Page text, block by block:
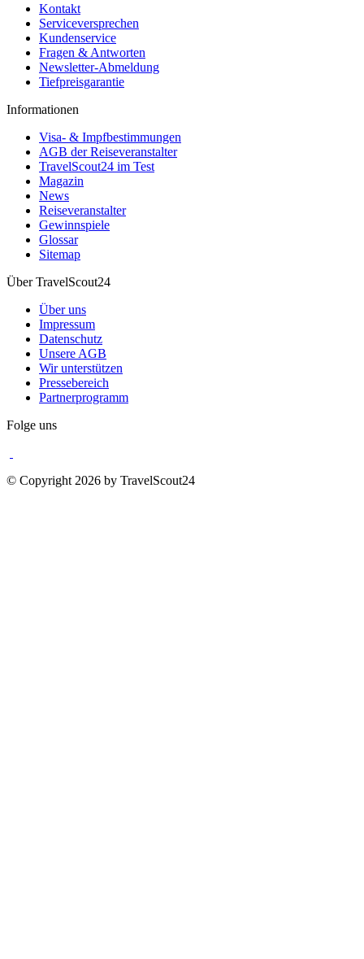
Kontakt
Serviceversprechen
Kundenservice
Fragen & Antworten
Newsletter-Abmeldung
Tiefpreisgarantie
Informationen
Visa- & Impfbestimmungen
AGB der Reiseveranstalter
TravelScout24 im Test
Magazin
News
Reiseveranstalter
Gewinnspiele
Glossar
Sitemap
Über TravelScout24
Über uns
Impressum
Datenschutz
Unsere AGB
Wir unterstützen
Pressebereich
Partnerprogramm
Folge uns
© Copyright 2026 by TravelScout24